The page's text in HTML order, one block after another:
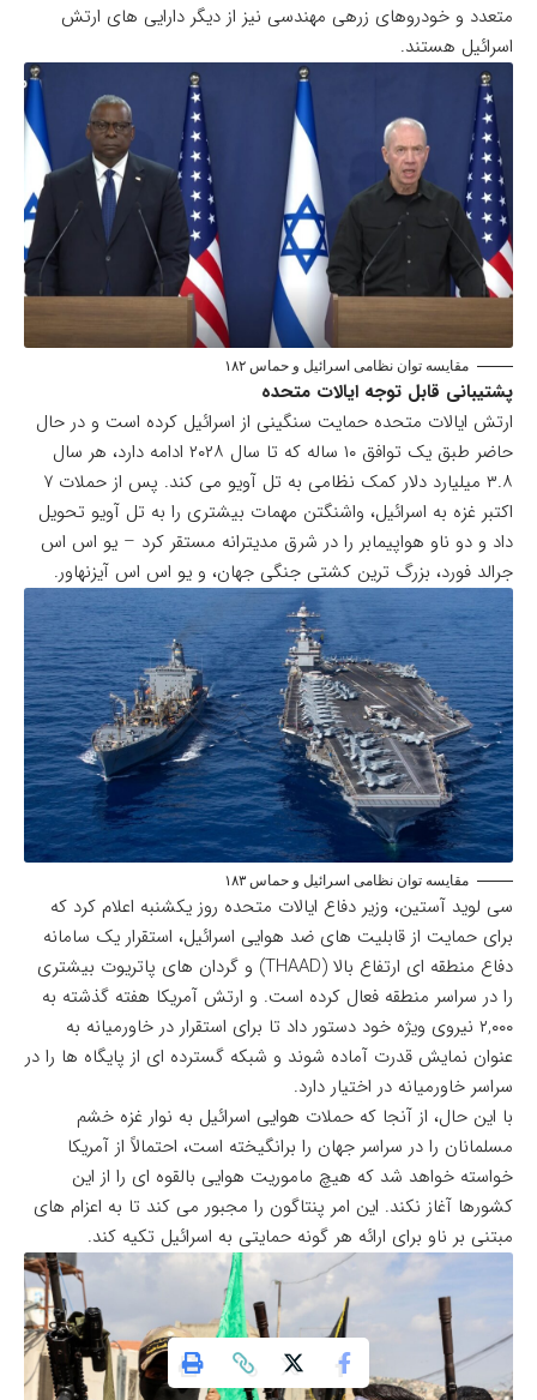
متعدد و خودروهای زرهی مهندسی نیز از دیگر دارایی های ارتش
اسرائیل هستند.
مقایسه توان نظامی اسرائیل و حماس ۱۸۲
پشتیبانی قابل توجه ایالات متحده
ارتش ایالات متحده حمایت سنگینی از اسرائیل کرده است و در حال
حاضر طبق یک توافق ۱۰ ساله که تا سال ۲۰۲۸ ادامه دارد، هر سال
۳.۸ میلیارد دلار کمک نظامی به تل آویو می کند. پس از حملات ۷
اکتبر غزه به اسرائیل، واشنگتن مهمات بیشتری را به تل آویو تحویل
داد و دو ناو هواپیمابر را در شرق مدیترانه مستقر کرد – یو اس اس
جرالد فورد، بزرگ ترین کشتی جنگی جهان، و یو اس اس آیزنهاور.
مقایسه توان نظامی اسرائیل و حماس ۱۸۳
سی لوید آستین، وزیر دفاع ایالات متحده روز یکشنبه اعلام کرد که
برای حمایت از قابلیت های ضد هوایی اسرائیل، استقرار یک سامانه
دفاع منطقه ای ارتفاع بالا (THAAD) و گردان های پاتریوت بیشتری
را در سراسر منطقه فعال کرده است. و ارتش آمریکا هفته گذشته به
۲,۰۰۰ نیروی ویژه خود دستور داد تا برای استقرار در خاورمیانه به
عنوان نمایش قدرت آماده شوند و شبکه گسترده ای از پایگاه ها را در
سراسر خاورمیانه در اختیار دارد.
با این حال، از آنجا که حملات هوایی اسرائیل به نوار غزه خشم
مسلمانان را در سراسر جهان را برانگیخته است، احتمالاً از آمریکا
خواسته خواهد شد که هیچ ماموریت هوایی بالقوه ای را از این
کشورها آغاز نکند. این امر پنتاگون را مجبور می کند تا به اعزام های
مبتنی بر ناو برای ارائه هر گونه حمایتی به اسرائیل تکیه کند.